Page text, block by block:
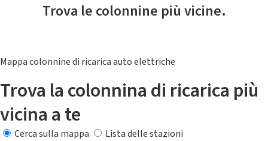
Trova le colonnine più vicine.
Mappa colonnine di ricarica auto elettriche
Trova la colonnina di ricarica più
vicina a te
Cerca sulla mappa
Lista delle stazioni